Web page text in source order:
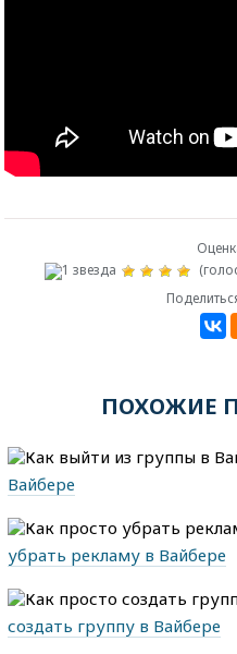
ПОХОЖИЕ
Вайбере
убрать рекламу в Вайбере
создать группу в Вайбере